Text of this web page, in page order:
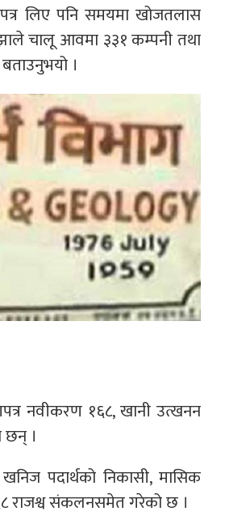
लिए पनि समयमा खोजतलास
चालू आवमा ३३१ कम्पनी तथा
।
नवीकरण १६८, खानी उत्खनन
छन् ।
पदार्थको निकासी, मासिक
राजश्व संकलनसमेत गरेको छ ।